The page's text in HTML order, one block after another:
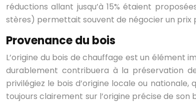
réductions allant jusqu’à 15% étaient
stères) permettait souvent de négocier un prix
Provenance du bois
L’origine du bois de chauffage est un élément
durablement contribuera à la préservation
privilégiez le bois d’origine locale ou
toujours clairement sur l’origine précise de son